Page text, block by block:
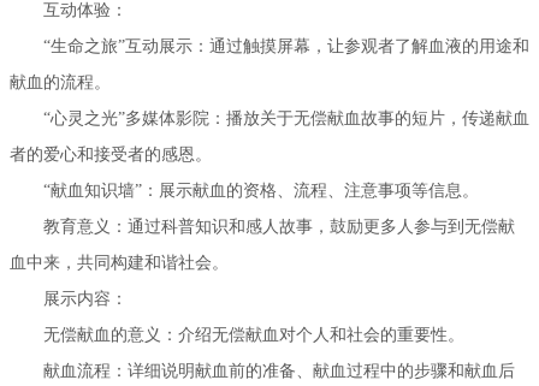
互动体验：
“生命之旅”互动展示：通过触摸屏幕，让参观者了解血液的用途和
献血的流程。
“心灵之光”多媒体影院：播放关于无偿献血故事的短片，传递献血
者的爱心和接受者的感恩。
“献血知识墙”：展示献血的资格、流程、注意事项等信息。
教育意义：通过科普知识和感人故事，鼓励更多人参与到无偿献
血中来，共同构建和谐社会。
展示内容：
无偿献血的意义：介绍无偿献血对个人和社会的重要性。
献血流程：详细说明献血前的准备、献血过程中的步骤和献血后